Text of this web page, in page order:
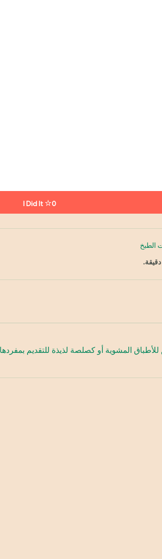
I Did It 0
الطبخ
المشوية أو كصلصة لذيذة للتقديم بمفردها.